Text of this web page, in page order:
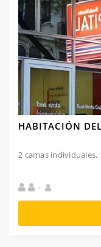
HABITACIÓN
2 camas individuales,
+